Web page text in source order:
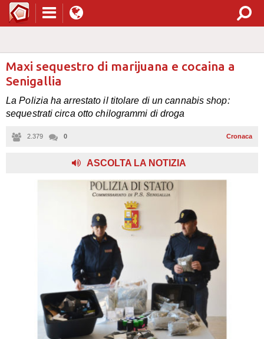
Maxi sequestro di marijuana e cocaina a
Senigallia
La Polizia ha arrestato il titolare di un cannabis shop:
sequestrati circa otto chilogrammi di droga
2.379 0 Cronaca
ASCOLTA LA NOTIZIA